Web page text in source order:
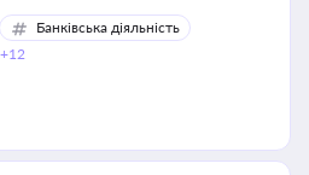
Банківська діяльність
+12